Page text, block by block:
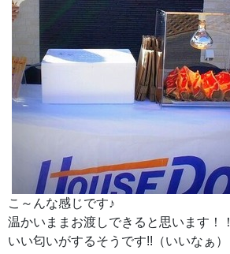
こ～んな感じです♪
温かいままお渡しできると思います！！
いい匂いがするそうです!!（いいなぁ）